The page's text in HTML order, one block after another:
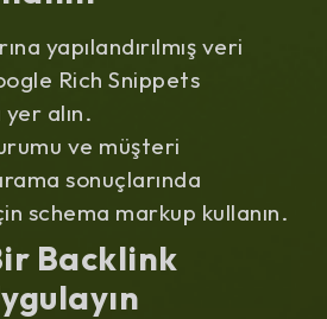
yapılandırılmış veri
Rich Snippets
alın.
ve müşteri
sonuçlarında
schema markup kullanın.
Backlink